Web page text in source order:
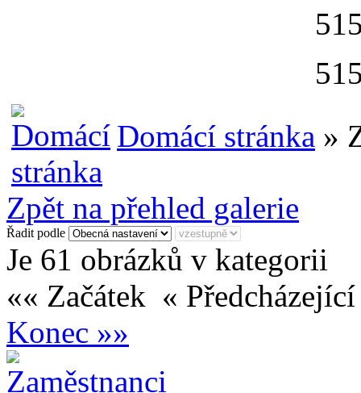
Domácí stránka »
Zpět na přehled galerie
Řadit podle
Je 61 obrázků v kategorii
«« Začátek «
Konec »»